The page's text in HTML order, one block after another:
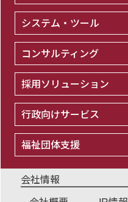
システム・ツール
コンサルティング
採用ソリューション
行政向けサービス
福祉団体支援
会社情報